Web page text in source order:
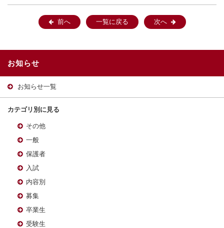
前へ 一覧に戻る 次へ
お知らせ
お知らせ一覧
カテゴリ別に見る
その他
一般
保護者
入試
内容別
募集
卒業生
受験生